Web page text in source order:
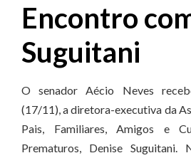
Encontro
Suguitani
O senador Aécio Neves
(17/11), a diretora-executiva da
Pais, Familiares, Amigos e
Prematuros, Denise Suguitani.